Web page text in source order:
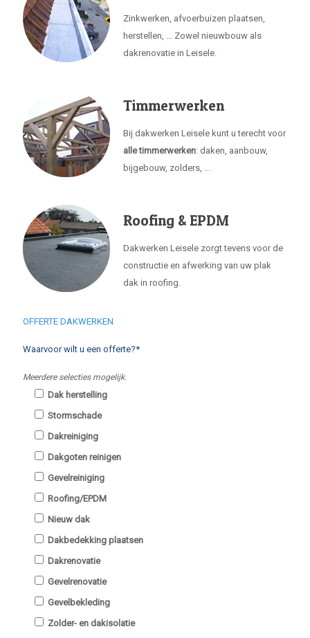
Zinkwerken, afvoerbuizen plaatsen,
herstellen, ... Zowel nieuwbouw als
dakrenovatie in Leisele.
Timmerwerken
Bij dakwerken Leisele kunt u terecht voor
alle timmerwerken: daken, aanbouw,
bijgebouw, zolders, ...
Roofing & EPDM
Dakwerken Leisele zorgt tevens voor de
constructie en afwerking van uw plak
dak in roofing.
OFFERTE DAKWERKEN
Waarvoor wilt u een offerte?*
Meerdere selecties mogelijk.
Dak herstelling
Stormschade
Dakreiniging
Dakgoten reinigen
Gevelreiniging
Roofing/EPDM
Nieuw dak
Dakbedekking plaatsen
Dakrenovatie
Gevelrenovatie
Gevelbekleding
Zolder- en dakisolatie